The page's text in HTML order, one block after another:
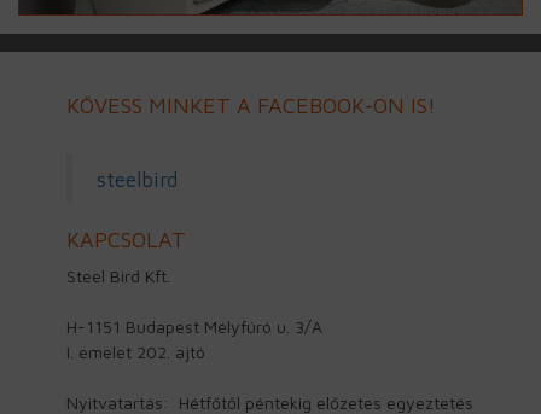
KÖVESS MINKET A FACEBOOK-ON IS!
steelbird
KAPCSOLAT
Steel Bird Kft.
H-1151 Budapest Mélyfúró u. 3/A
I. emelet 202. ajtó
Nyitvatartás: Hétfőtől péntekig előzetes egyeztetés